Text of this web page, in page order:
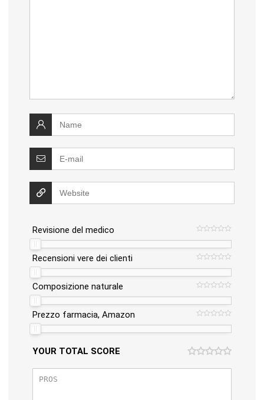
Revisione del medico
Recensioni vere dei clienti
Composizione naturale
Prezzo farmacia, Amazon
YOUR TOTAL SCORE